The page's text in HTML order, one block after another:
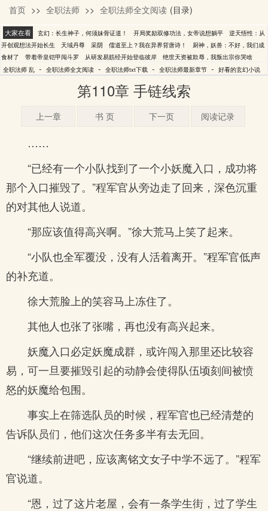
乱
首页 >> 全职法师 >> 全职法师全文阅读 (目录)
大家在看 玄幻：长生神子，何须妹骨证道！ 开局奖励双修功法，女帝说想躺平
逆天悟性：从
开创观想法开始长生
天域丹尊 采阴 儒道至上？我在异界背唐诗！
厨神，妖兽：不好，我们成
食材了
带着帝皇铠甲闯斗罗 从研发易筋经开始登临彼岸
绝世天资被欺辱，我叛出宗你哭啥
全职法师 乱 - 全职法师全文阅读 - 全职法师txt下载 - 全职法师最新章节 - 好看的玄幻小说
第110章 手链线索
上一章 书 页 下一页 阅读记录
……
“已经有一个小队找到了一个小妖魔入口，成功将
那个入口摧毁了。”程军官从旁边走了回来，深色沉重
的对其他人说道。
“那应该值得高兴啊。”徐大荒马上笑了起来。
“小队也全军覆没，没有人活着离开。”程军官低声
的补充道。
徐大荒脸上的笑容马上冻住了。
其他人也张了张嘴，再也没有高兴起来。
妖魔入口必定妖魔成群，或许闯入那里还比较容
易，可一旦要摧毁引起的动静会使得队伍顷刻间被愤
怒的妖魔给包围。
事实上在筛选队员的时候，程军官也已经清楚的
告诉队员们，他们这次任务多半有去无回。
“继续前进吧，应该离铭文女子中学不远了。”程军
官说道。
“恩，过了这片老屋，会有一条学生街，过了学生